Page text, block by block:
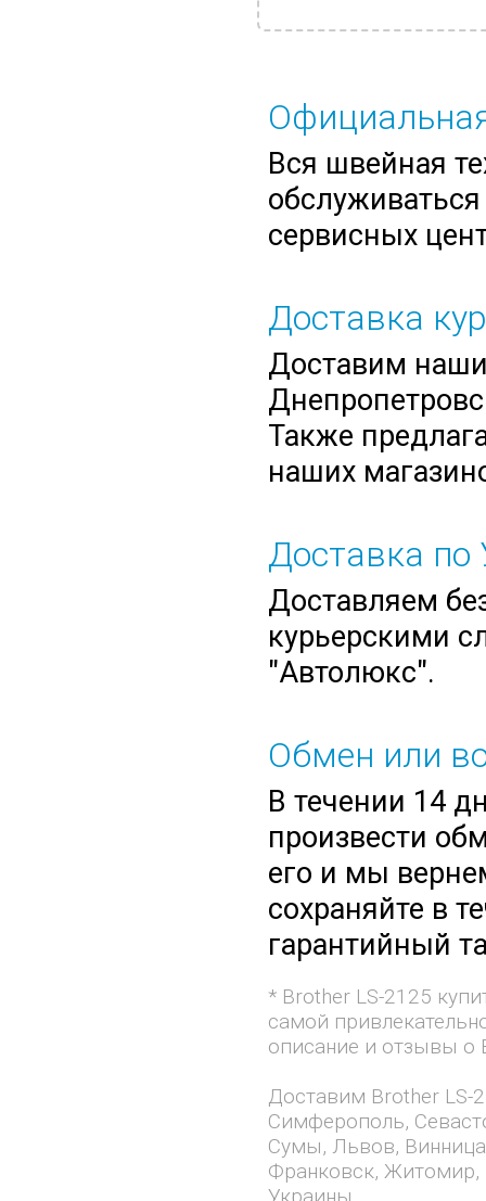
Вся швейная
сервисных
Доставка
Доставим
Также
наших
Доставка по
Доставляем
курьерскими
"Автолюкс".
Обмен или
В течении 14
произвести
его и мы
сохраняйте в
гарантийный
* Brother LS-2125
самой
описание и отзывы о
Доставим Brother LS-
Симферополь,
Сумы, Львов,
Франковск, Житомир,